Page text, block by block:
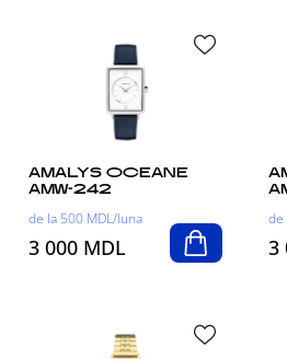
AMALYS OCEANE
AMW-242
de la 500 MDL/luna
3 000 MDL
de
3